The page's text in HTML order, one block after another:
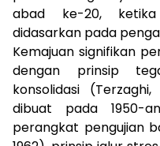
abad ke-20,
didasarkan pada
Kemajuan signifikan
dengan prinsip
konsolidasi
dibuat pada 1950-
perangkat pengujian